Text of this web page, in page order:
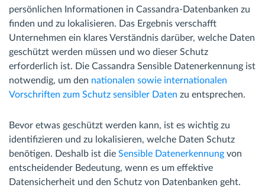
persönlichen Informationen in Cassandra-Datenbanken zu
finden und zu lokalisieren. Das Ergebnis verschafft
Unternehmen ein klares Verständnis darüber, welche Daten
geschützt werden müssen und wo dieser Schutz
erforderlich ist. Die Cassandra Sensible Datenerkennung ist
notwendig, um den nationalen sowie internationalen
Vorschriften zum Schutz sensibler Daten zu entsprechen.
Bevor etwas geschützt werden kann, ist es wichtig zu
identifizieren und zu lokalisieren, welche Daten Schutz
benötigen. Deshalb ist die Sensible Datenerkennung von
entscheidender Bedeutung, wenn es um effektive
Datensicherheit und den Schutz von Datenbanken geht.